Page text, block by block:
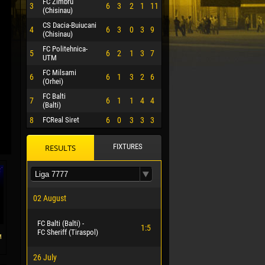
3
(Chisinau)
6 3 2 1 11
4
CS Dacia-Buiucani
(Chisinau)
6 3 0 3 9
5
FC Politehnica-
UTM
6 2 1 3 7
6
FC Milsami
(Orhei)
6 1 3 2 6
7
FC Balti
(Balti)
6 1 1 4 4
8 FCReal Siret 6 0 3 3 3
RESULTS FIXTURES
02 August
FC Balti (Balti) -
FC Sheriff (Tiraspol)
1:5
26 July